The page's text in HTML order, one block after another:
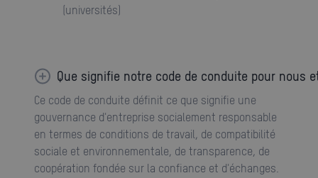
(universités)
Que signifie notre code de conduite pour nous
Ce code de conduite définit ce que signifie une
gouvernance d'entreprise socialement responsable
en termes de conditions de travail, de compatibilité
sociale et environnementale, de transparence, de
coopération fondée sur la confiance et d'échanges.